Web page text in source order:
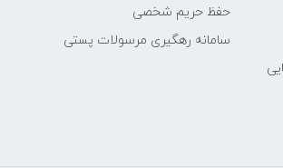
حفظ حریم شخصی
سامانه رهگیری مرسولات پستی